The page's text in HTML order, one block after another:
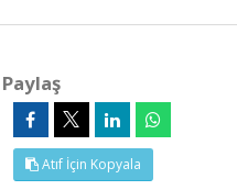
Paylaş
Atıf İçin Kopyala